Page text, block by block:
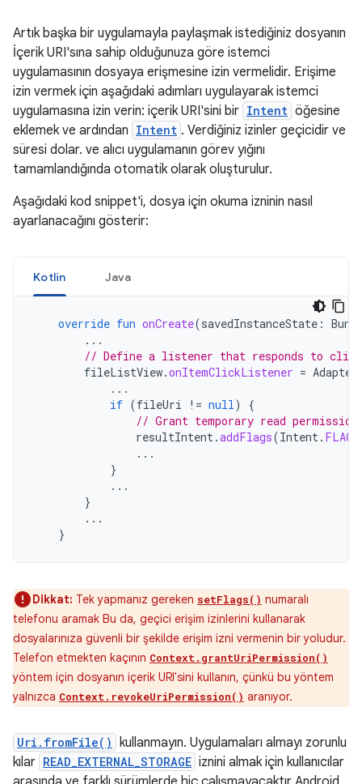
Artık başka bir uygulamayla paylaşmak istediğiniz dosyanın
İçerik URI'sına sahip olduğunuza göre istemci
uygulamasının dosyaya erişmesine izin vermelidir. Erişime
izin vermek için aşağıdaki adımları uygulayarak istemci
uygulamasına izin verin: içerik URI'sini bir Intent öğesine
eklemek ve ardından Intent . Verdiğiniz izinler geçicidir ve
süresi dolar. ve alıcı uygulamanın görev yığını
tamamlandığında otomatik olarak oluşturulur.
Aşağıdaki kod snippet'i, dosya için okuma izninin nasıl
ayarlanacağını gösterir:
Kotlin Java
override fun onCreate(savedInstanceState :
...
// Define a listener that responds to
fileListView.onItemClickListener =
...
if (fileUri != null)
{
// Grant temporary read
resultIntent.addFlags(Intent.
...
}
...
}
...
}
Dikkat: Tek yapmanız gereken setFlags() numaralı
telefonu aramak Bu da, geçici erişim izinlerini kullanarak
dosyalarınıza güvenli bir şekilde erişim izni vermenin bir yoludur.
Telefon etmekten kaçının Context.grantUriPermission()
yöntem için dosyanın içerik URI'sini kullanın, çünkü bu yöntem
yalnızca Context.revokeUriPermission() aranıyor.
Uri.fromFile() kullanmayın. Uygulamaları almayı zorunlu
kılar READ_EXTERNAL_STORAGE iznini almak için kullanıcılar